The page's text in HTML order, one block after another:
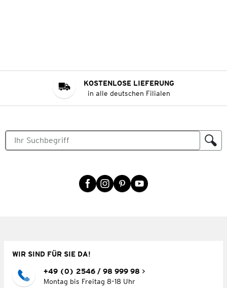
KOSTENLOSE LIEFERUNG
in alle deutschen Filialen
WIR SIND FÜR SIE DA!
+49 (0) 2546 / 98 999 98
Montag bis Freitag 8–18 Uhr